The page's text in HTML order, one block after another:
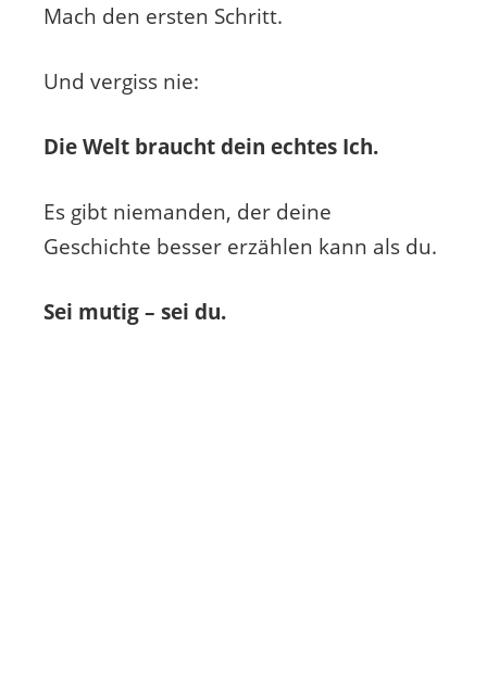
Mach den ersten Schritt.
Und vergiss nie:
Die Welt braucht dein echtes Ich.
Es gibt niemanden, der deine
Geschichte besser erzählen kann als du.
Sei mutig – sei du.